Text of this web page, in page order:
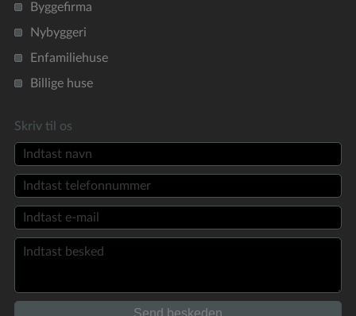
Byggefirma
Nybyggeri
Enfamiliehuse
Billige huse
Skriv til os